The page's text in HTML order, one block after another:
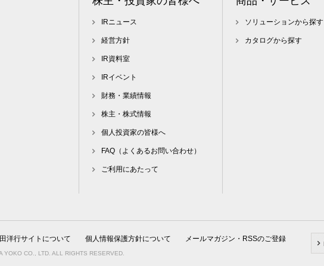
IRニュース
経営方針
IR資料室
IRイベント
財務・業績情報
株主・株式情報
個人投資家の皆様へ
FAQ（よくあるお問い合わせ）
ご利用にあたって
ソリューションから探す
カタログから探す
洋行サイトについて 個人情報保護方針について メールマガジン・RSSのご登録
YOKO CO., LTD. ALL RIGHTS RESERVED.